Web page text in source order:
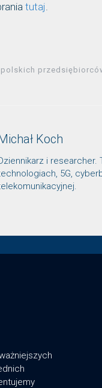
tutaj.
Koch
i
5G,